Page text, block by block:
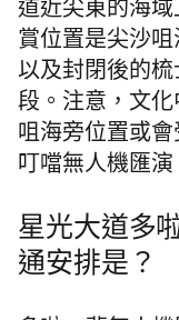
道近尖東的海域
賞位置是尖沙咀
以及封閉後的
段。注意，文
咀海旁位置或
叮噹無人機匯演
星光大道多
通安排是？